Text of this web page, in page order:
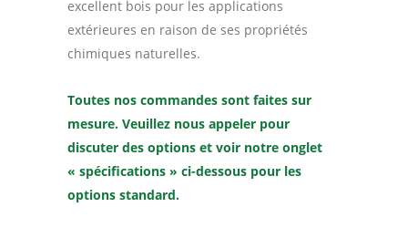
excellent bois pour les applications
extérieures en raison de ses propriétés
chimiques naturelles.
Toutes nos commandes sont faites sur
mesure. Veuillez nous appeler pour
discuter des options et voir notre onglet
« spécifications » ci-dessous pour les
options standard.